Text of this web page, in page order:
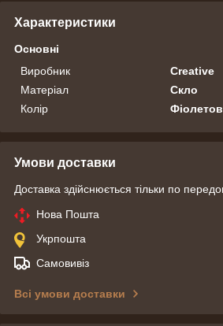
Характеристики
Основні
Виробник
Creative
Матеріал
Скло
Колір
Умови доставки
Доставка здійснюється тільки по
Нова Пошта
Укрпошта
Самовивіз
Всі умови доставки